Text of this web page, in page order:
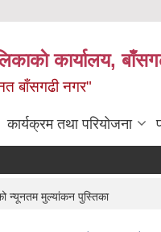
कार्यालय,
बाँसगढी नगर"
कार्यक्रम तथा परियोजना
न्यूनतम मुल्यांकन पुस्तिका